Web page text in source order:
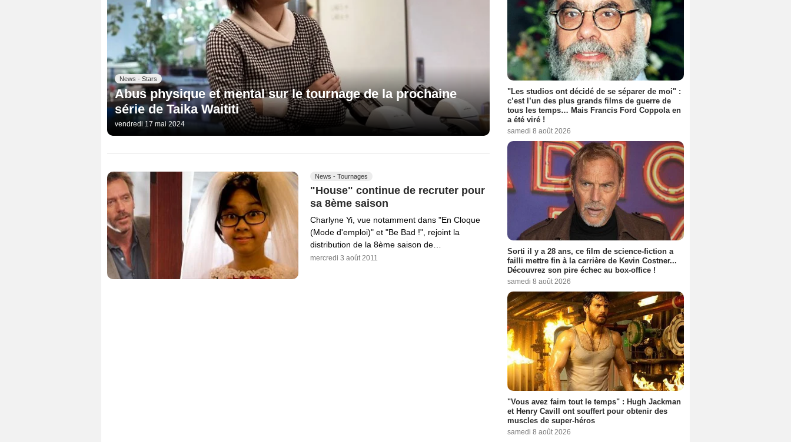
News - Stars
Abus physique et mental sur le tournage de la prochaine
série de Taika Waititi
vendredi 17 mai 2024
News - Tournages
"House" continue de recruter pour
sa 8ème saison
Charlyne Yi, vue notamment dans "En Cloque
(Mode d'emploi)" et "Be Bad !", rejoint la
distribution de la 8ème saison de…
mercredi 3 août 2011
"Les studios ont décidé de se séparer de moi" :
c’est l’un des plus grands films de guerre de
tous les temps… Mais Francis Ford Coppola en
a été viré !
samedi 8 août 2026
Sorti il y a 28 ans, ce film de science-fiction a
failli mettre fin à la carrière de Kevin Costner...
Découvrez son pire échec au box-office !
samedi 8 août 2026
"Vous avez faim tout le temps" : Hugh Jackman
et Henry Cavill ont souffert pour obtenir des
muscles de super-héros
samedi 8 août 2026